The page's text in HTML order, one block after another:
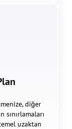
diğer
sınırlamaları
uzaktan